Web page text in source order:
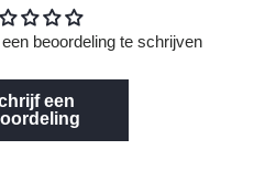
beoordeling te schrijven
een